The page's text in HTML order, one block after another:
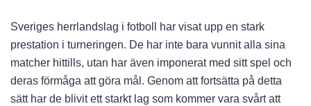
Sveriges herrlandslag i fotboll har visat upp en stark
prestation i turneringen. De har inte bara vunnit alla sina
matcher hittills, utan har även imponerat med sitt spel och
deras förmåga att göra mål. Genom att fortsätta på detta
sätt har de blivit ett starkt lag som kommer vara svårt att